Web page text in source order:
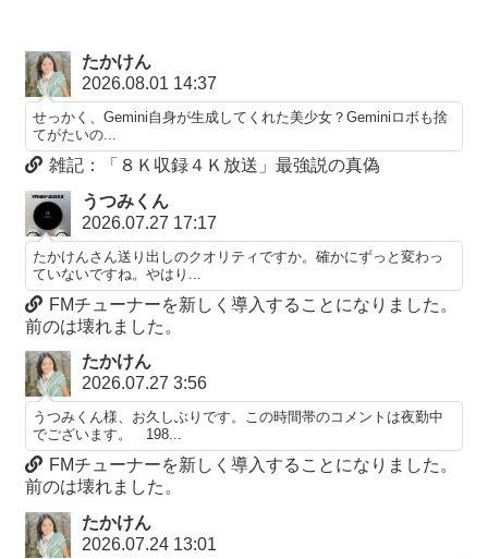
たかけん
2026.08.01 14:37
せっかく、Gemini自身が生成してくれた美少女？Geminiロボも捨
てがたいの...
雑記：「８Ｋ収録４Ｋ放送」最強説の真偽
うつみくん
2026.07.27 17:17
たかけんさん送り出しのクオリティですか。確かにずっと変わっ
ていないですね。やはり...
FMチューナーを新しく導入することになりました。
前のは壊れました。
たかけん
2026.07.27 3:56
うつみくん様、お久しぶりです。この時間帯のコメントは夜勤中
でございます。 198...
FMチューナーを新しく導入することになりました。
前のは壊れました。
たかけん
2026.07.24 13:01